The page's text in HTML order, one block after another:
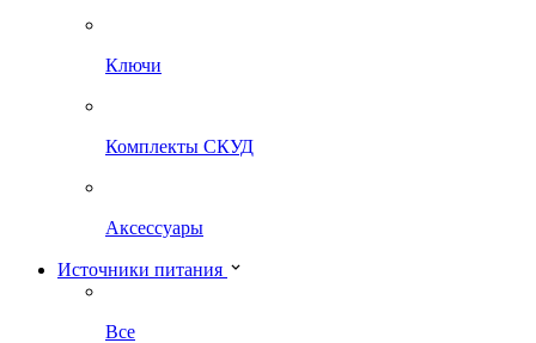
Ключи
Комплекты СКУД
Аксессуары
Источники питания
Все